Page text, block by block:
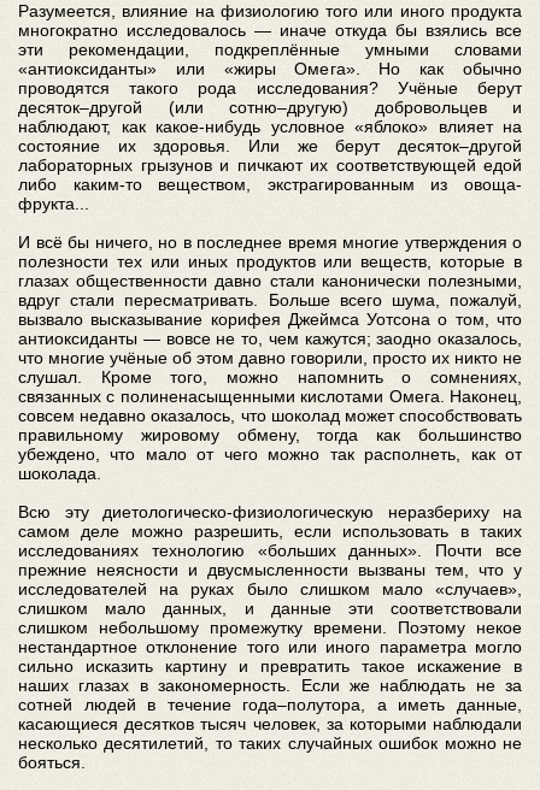
Разумеется, влияние на физиологию того или иного продукта
многократно исследовалось — иначе откуда бы взялись все
эти рекомендации, подкреплённые умными словами
«антиоксиданты» или «жиры Омега». Но как обычно
проводятся такого рода исследования? Учёные берут
десяток–другой (или сотню–другую) добровольцев и
наблюдают, как какое-нибудь условное «яблоко» влияет на
состояние их здоровья. Или же берут десяток–другой
лабораторных грызунов и пичкают их соответствующей едой
либо каким-то веществом, экстрагированным из овоща-
фрукта...
И всё бы ничего, но в последнее время многие утверждения о
полезности тех или иных продуктов или веществ, которые в
глазах общественности давно стали канонически полезными,
вдруг стали пересматривать. Больше всего шума, пожалуй,
вызвало высказывание корифея Джеймса Уотсона о том, что
антиоксиданты — вовсе не то, чем кажутся; заодно оказалось,
что многие учёные об этом давно говорили, просто их никто не
слушал. Кроме того, можно напомнить о сомнениях,
связанных с полиненасыщенными кислотами Омега. Наконец,
совсем недавно оказалось, что шоколад может способствовать
правильному жировому обмену, тогда как большинство
убеждено, что мало от чего можно так располнеть, как от
шоколада.
Всю эту диетологическо-физиологическую неразбериху на
самом деле можно разрешить, если использовать в таких
исследованиях технологию «больших данных». Почти все
прежние неясности и двусмысленности вызваны тем, что у
исследователей на руках было слишком мало «случаев»,
слишком мало данных, и данные эти соответствовали
слишком небольшому промежутку времени. Поэтому некое
нестандартное отклонение того или иного параметра могло
сильно исказить картину и превратить такое искажение в
наших глазах в закономерность. Если же наблюдать не за
сотней людей в течение года–полутора, а иметь данные,
касающиеся десятков тысяч человек, за которыми наблюдали
несколько десятилетий, то таких случайных ошибок можно не
бояться.